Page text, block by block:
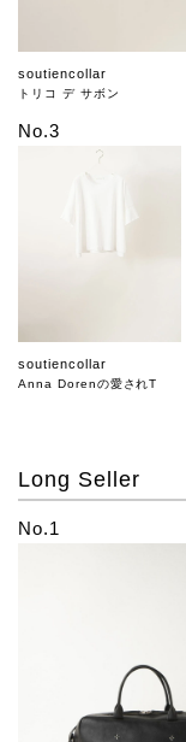
soutiencollar
トリコ デ サボン
No.3
soutiencollar
Anna Dorenの愛されT
Long Seller
No.1